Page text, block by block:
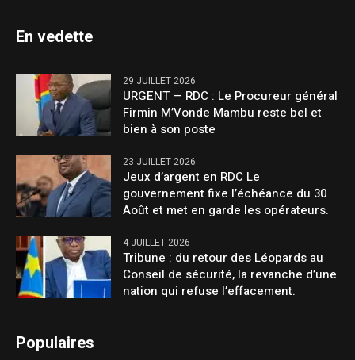
En vedette
29 JUILLET 2026
URGENT — RDC : Le Procureur général
Firmin M’Vonde Mambu reste bel et
bien à son poste
23 JUILLET 2026
Jeux d’argent en RDC Le
gouvernement fixe l’échéance du 30
Août et met en garde les opérateurs.
4 JUILLET 2026
Tribune : du retour des Léopards au
Conseil de sécurité, la revanche d’une
nation qui refuse l’effacement.
Populaires